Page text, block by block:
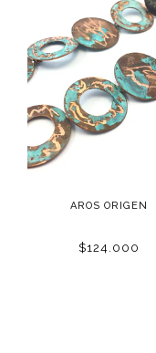
AROS ORIGEN
$124.000